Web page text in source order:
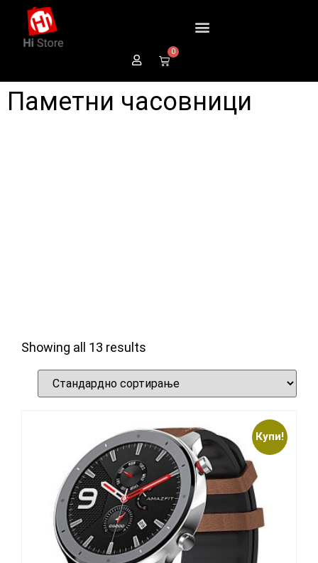
0
Паметни часовници
Showing all 13 results
Купи!